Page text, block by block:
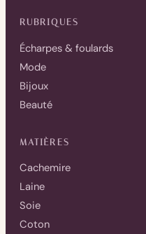
RUBRIQUES
Écharpes & foulards
Mode
Bijoux
Beauté
MATIÈRES
Cachemire
Laine
Soie
Coton